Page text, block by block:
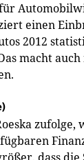
einen
2012
macht